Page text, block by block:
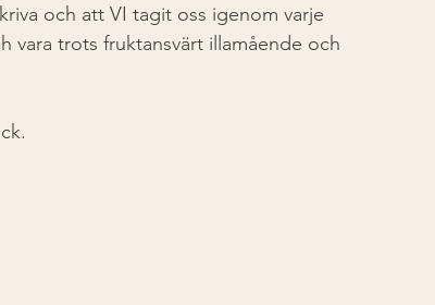
och att VI tagit oss igenom varje
vara trots fruktansvärt illamående och